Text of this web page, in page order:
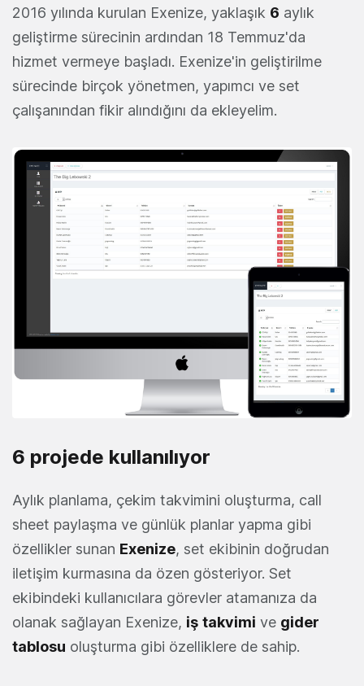
2016 yılında kurulan Exenize, yaklaşık 6 aylık
geliştirme sürecinin ardından 18 Temmuz'da
hizmet vermeye başladı. Exenize'in geliştirilme
sürecinde birçok yönetmen, yapımcı ve set
çalışanından fikir alındığını da ekleyelim.
6 projede kullanılıyor
Aylık planlama, çekim takvimini oluşturma, call
sheet paylaşma ve günlük planlar yapma gibi
özellikler sunan Exenize, set ekibinin doğrudan
iletişim kurmasına da özen gösteriyor. Set
ekibindeki kullanıcılara görevler atamanıza da
olanak sağlayan Exenize, iş takvimi ve gider
tablosu oluşturma gibi özelliklere de sahip.